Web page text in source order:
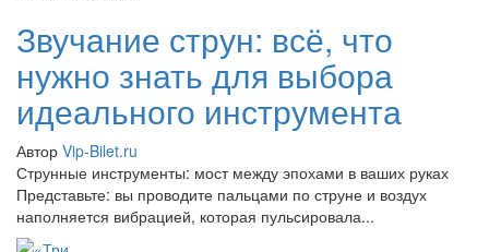
Звучание струн: всё, что
нужно знать для выбора
идеального инструмента
Автор Vip-Bilet.ru
Струнные инструменты: мост между эпохами в ваших руках
Представьте: вы проводите пальцами по струне и воздух
наполняется вибрацией, которая пульсировала...